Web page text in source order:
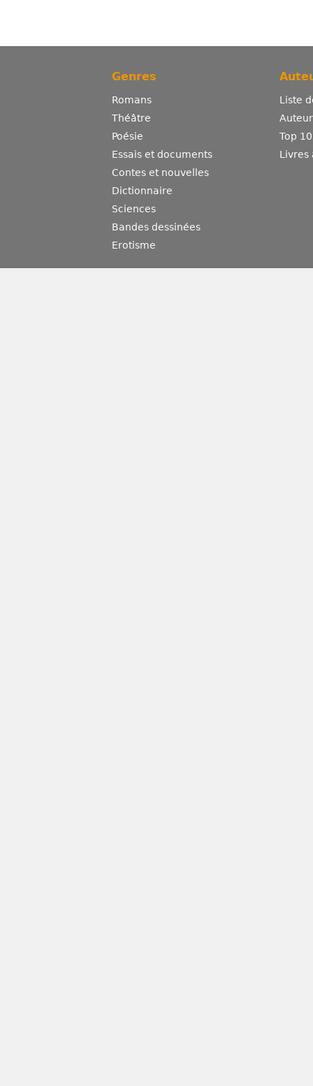
Genres
Romans
Théâtre
Poésie
Essais et documents
Contes et nouvelles
Dictionnaire
Sciences
Bandes dessinées
Erotisme
Liste
Top
Livres